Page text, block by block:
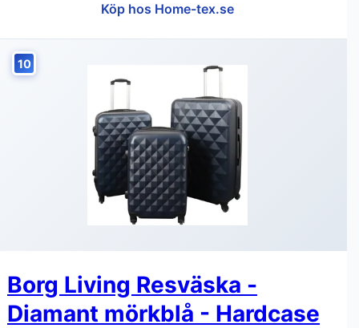
Köp hos Home-tex.se
10
Borg Living Resväska -
Diamant mörkblå - Hardcase